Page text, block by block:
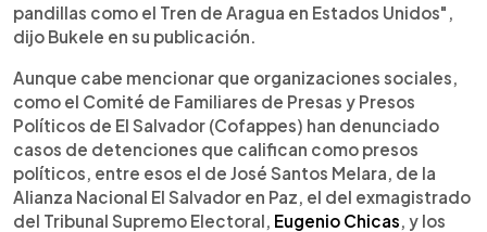
pandillas como el Tren de Aragua en Estados Unidos",
dijo Bukele en su publicación.
Aunque cabe mencionar que organizaciones sociales,
como el Comité de Familiares de Presas y Presos
Políticos de El Salvador (Cofappes) han denunciado
casos de detenciones que califican como presos
políticos, entre esos el de José Santos Melara, de la
Alianza Nacional El Salvador en Paz, el del exmagistrado
del Tribunal Supremo Electoral, Eugenio Chicas , y los